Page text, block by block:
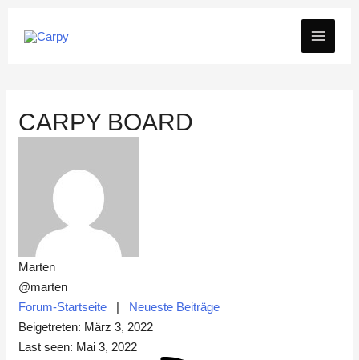
Inhalt
MAIN
CARPY BOARD
Marten
@marten
Forum-Startseite | Neueste Beiträge
Beigetreten: März 3, 2022
Last seen: Mai 3, 2022